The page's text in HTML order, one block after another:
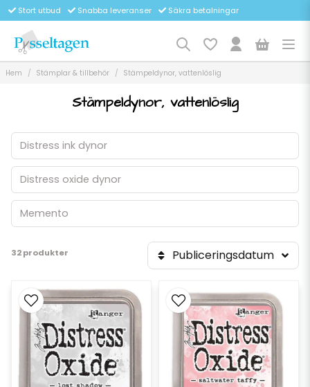
Stort utbud Snabba leveranser Säkra betalningar
Hem Stämplar & tillbehör Stämpeldynor, vattenlöslig
Stämpeldynor, vattenlöslig
Distress ink dynor
Distress oxide dynor
Memento
32 produkter Publiceringsdatum